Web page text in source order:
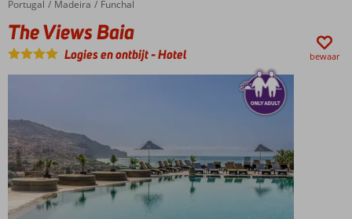
bevolking
een
eeuwenoud
vakantie
naar
Portugal
voor
u
weer
in
de
stad
vanwege
z’n
authentieke
centrum
ook
wel
Hotel of
award
Home
Portugal Madeira Funchal
The Views Baia
The Views Baia
Logies en ontbijt-Hotel bewaar